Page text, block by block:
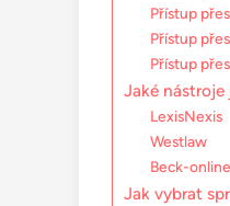
Přístup
Přístup
Přístup
Jaké
LexisNexis
Westlaw
Beck-online
Jak vybrat